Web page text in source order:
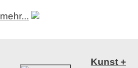
mehr...
Kunst +